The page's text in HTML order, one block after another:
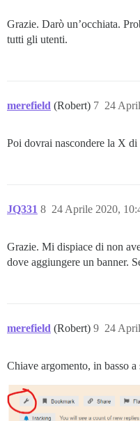
Grazie. Darò un’occhiata.
tutti gli utenti.
merefield (Robert) 24
7
Poi dovrai nascondere la X
JQ331 24 Aprile 2020,
8
Grazie. Mi dispiace di non
dove aggiungere un banner.
merefield (Robert) 24
9
Chiave argomento, in basso